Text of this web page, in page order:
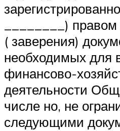
________)
( заверения)
необходимых для
финансово-
деятельности
числе но, не
следующими